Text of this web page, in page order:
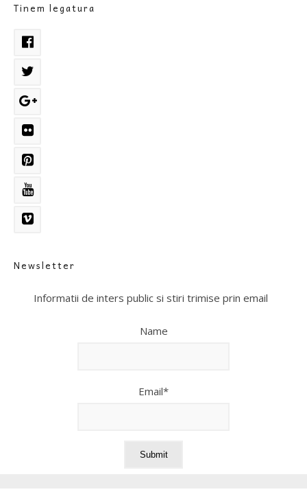
Tinem legatura
Newsletter
Informatii de inters public si stiri trimise prin email
Name
Email*